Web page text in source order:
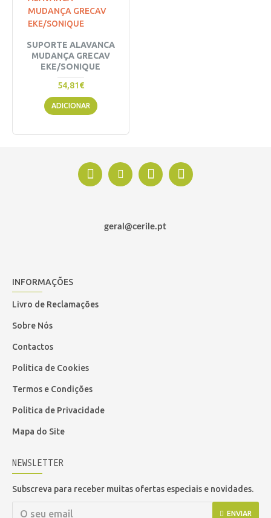
SUPORTE ALAVANCA
MUDANÇA GRECAV
EKE/SONIQUE
54,81€
ADICIONAR
geral@cerile.pt
INFORMAÇÕES
Livro de Reclamações
Sobre Nós
Contactos
Politica de Cookies
Termos e Condições
Politica de Privacidade
Mapa do Site
NEWSLETTER
Subscreva para receber muitas ofertas especiais e novidades.
ENVIAR